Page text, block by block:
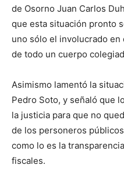
de Osorno Juan Carlos
que esta situación pronto
uno sólo el involucrado en
de todo un cuerpo
Asimismo lamentó la
Pedro Soto, y señaló que
la justicia para que no
de los personeros
como lo es la
fiscales.